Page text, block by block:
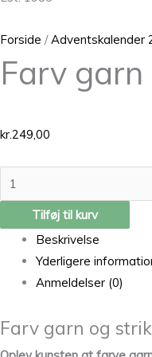
Forside /Adventskalender
Farv
kr.249,00
Tilføj til kurv
Beskrivelse
Yderligere
Anmeldelser (0)
Farv garn og